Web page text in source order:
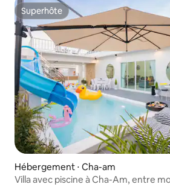
Superhôte
Superhôte
Hébergement ⋅ Cha-am
Villa avec piscine à Cha-Am, entre